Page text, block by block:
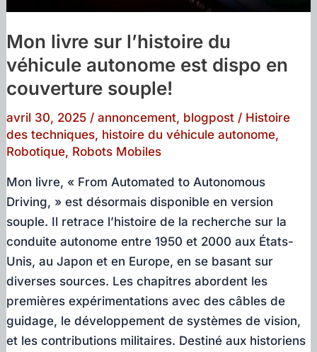
Mon livre sur l’histoire du
véhicule autonome est dispo en
couverture souple!
avril 30, 2025 /annoncement, blogpost / Histoire
des techniques, histoire du véhicule autonome,
Robotique, Robots Mobiles
Mon livre, « From Automated to Autonomous
Driving, » est désormais disponible en version
souple. Il retrace l’histoire de la recherche sur la
conduite autonome entre 1950 et 2000 aux États-
Unis, au Japon et en Europe, en se basant sur
diverses sources. Les chapitres abordent les
premières expérimentations avec des câbles de
guidage, le développement de systèmes de vision,
et les contributions militaires. Destiné aux historiens